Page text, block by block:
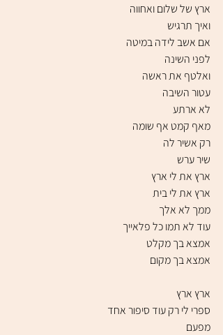
ארץ של שלום ואחווה
ואיך תרגיש
אם אשב לידה במיטה
לפני השינה
ואלטף את ראשה
עטור השיבה
לא ארתע
מאף קמט אף שומה
רק אשיר לה
שיר ערש
ארץ את לי ארץ
ארץ את לי בית
ממך לא אלך
עוד לא תמו כל פלאייך
אמצא בך מקלט
אמצא בך מקום
ארץ ארץ
ספרי לי רק עוד סיפור אחד
מפעם